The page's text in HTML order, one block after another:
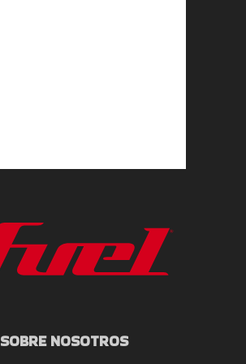
SOBRE NOSOTROS